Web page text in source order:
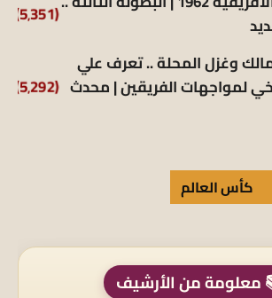
(5٬351)
وغزل المحلة .. تعرف علي
لمواجهات الفريقين | محدث (5٬292)
كأس العالم
معلومة من الأرشيف